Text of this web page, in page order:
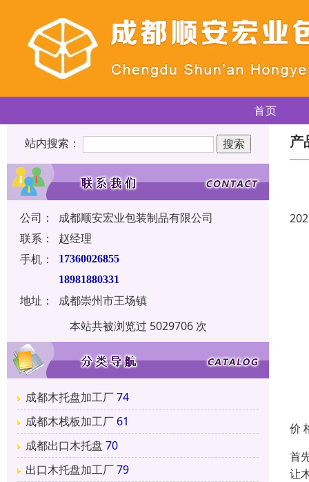
首页
站内搜索：
公司：
成都顺安宏业包装制品有限公司
联系：
赵经理
手机：
17360026855
18981880331
地址：
成都崇州市王场镇
本站共被浏览过 5029706 次
成都木托盘加工厂74
成都木栈板加工厂 61
成都出口木托盘 70
出口木托盘加工厂79
产
价
首
让